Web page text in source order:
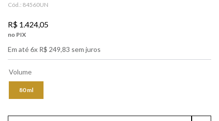
Cód.: 84560UN
R$ 1.424,05
no PIX
Em até6x R$ 249,83 sem juros
Volume
80 ml